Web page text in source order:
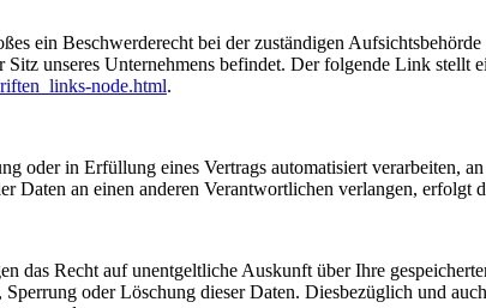
ein Beschwerderecht bei der zuständigen
unseres Unternehmens befindet. Der folgende Link
node.html.
oder in Erfüllung eines Vertrags automatisiert verarbeiten,
Daten an einen anderen Verantwortlichen verlangen, erfolgt
das Recht auf unentgeltliche Auskunft über Ihre
oder Löschung dieser Daten. Diesbezüglich und